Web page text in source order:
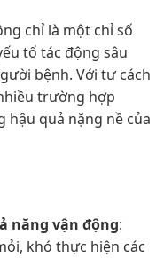
chỉ là một chỉ số
tố tác động sâu
bệnh. Với tư cách
trường hợp
hậu quả nặng nề của
năng vận động:
khó thực hiện các